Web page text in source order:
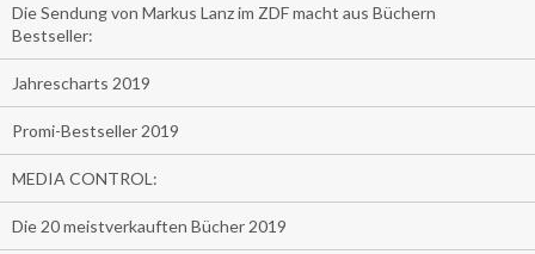
Die Sendung von Markus Lanz im ZDF macht aus Büchern
Bestseller:
Jahrescharts 2019
Promi-Bestseller 2019
MEDIA CONTROL:
Die 20 meistverkauften Bücher 2019